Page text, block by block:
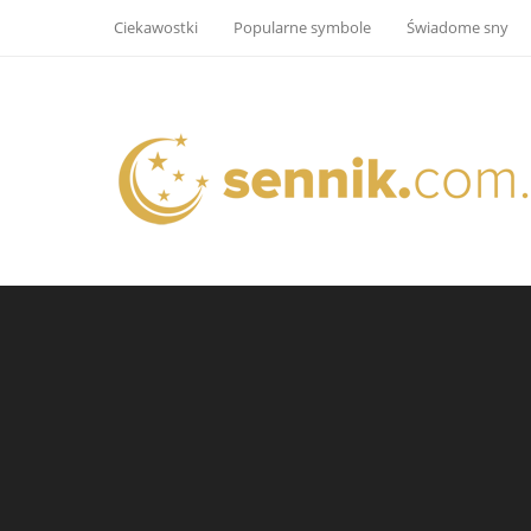
Ciekawostki Popularne symbole Świadome sny